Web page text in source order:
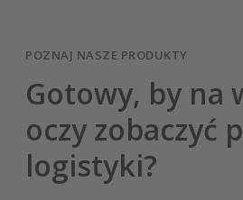
POZNAJ NASZE PRODUKTY
Gotowy, by na
oczy zobaczyć
logistyki?